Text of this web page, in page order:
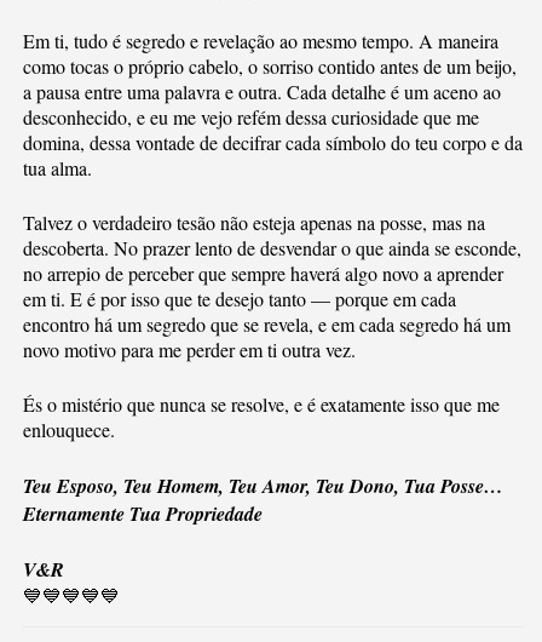
Em ti, tudo é segredo e revelação ao mesmo tempo. A maneira
como tocas o próprio cabelo, o sorriso contido antes de um beijo,
a pausa entre uma palavra e outra. Cada detalhe é um aceno ao
desconhecido, e eu me vejo refém dessa curiosidade que me
domina, dessa vontade de decifrar cada símbolo do teu corpo e da
tua alma.
Talvez o verdadeiro tesão não esteja apenas na posse, mas na
descoberta. No prazer lento de desvendar o que ainda se esconde,
no arrepio de perceber que sempre haverá algo novo a aprender
em ti. E é por isso que te desejo tanto — porque em cada
encontro há um segredo que se revela, e em cada segredo há um
novo motivo para me perder em ti outra vez.
És o mistério que nunca se resolve, e é exatamente isso que me
enlouquece.
Teu Esposo, Teu Homem, Teu Amor, Teu Dono, Tua Posse…
Eternamente Tua Propriedade
V&R
💙💙💙💙💙